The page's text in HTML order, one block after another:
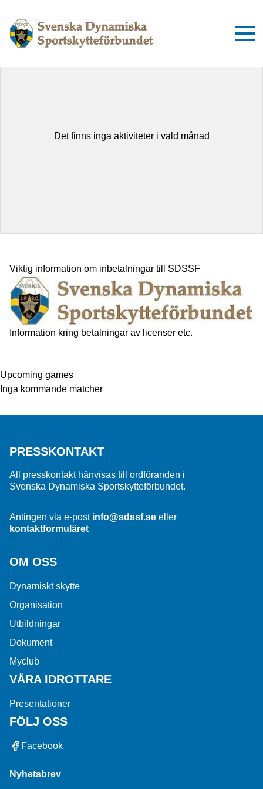
Det finns inga aktiviteter i vald månad
Viktig information om inbetalningar till SDSSF
Information kring betalningar av licenser etc.
Upcoming games
Inga kommande matcher
PRESSKONTAKT
All presskontakt hänvisas till ordföranden i
Svenska Dynamiska Sportskytteförbundet.
Antingen via e-post info@sdssf.se eller
kontaktformuläret
OM OSS
Dynamiskt skytte
Organisation
Utbildningar
Dokument
Myclub
VÅRA IDROTTARE
Presentationer
FÖLJ OSS
Facebook
Nyhetsbrev